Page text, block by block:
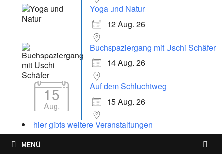
Yoga und Natur
12 Aug. 26
Buchspaziergang mit Uschi Schäfer
14 Aug. 26
15
Aug.
Auf dem Schluchtweg
15 Aug. 26
hier gibts weitere Veranstaltungen
MENÜ